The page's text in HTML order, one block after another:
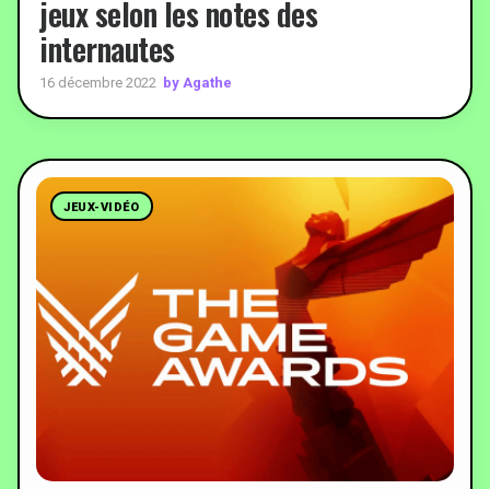
jeux selon les notes des
internautes
16 décembre 2022 by Agathe
JEUX-VIDÉO